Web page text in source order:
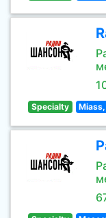
Specialty